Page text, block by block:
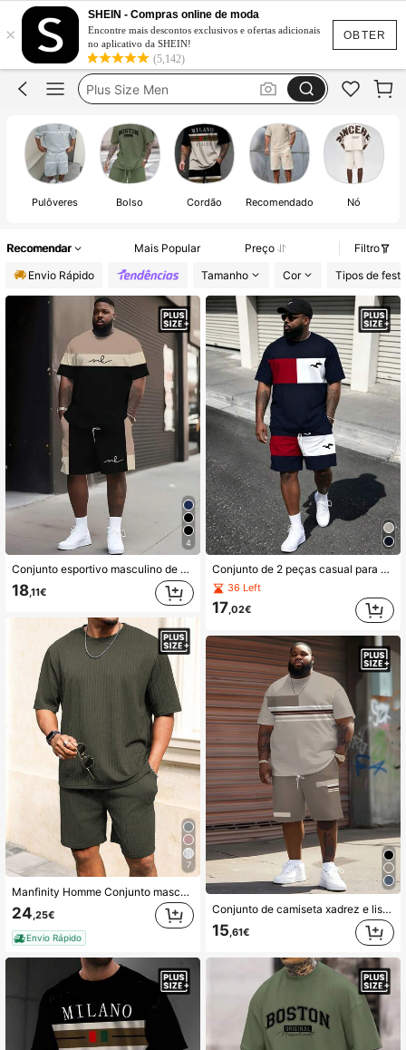
OBTER
×
SHEIN - Compras online de moda
Encontre mais descontos exclusivos e ofertas adicionais
no aplicativo da SHEIN!
(5,142)
Conjunto Masculino Plus Size
Plus Size Men
Conjuntos Homem Plus Size
Conjunto Masculino
Pulôveres Bolso Cordão Recomendado Nó
Recomendar Mais Popular Preço
Filtro
Envio Rápido
Tamanho Cor Tipos de
4
Conjunto esportivo masculino de malha de poliéster com estampa de letras e patchwork em cores contrastantes - gola redonda, shorts com cordão, bolsos, caimento regular, tamanho grande
18,11€
7
Manfinity Homme Conjunto masculino plus size casual de verão, com camiseta de manga curta e shorts canelados em cores sólidas, ideal para férias e uso diário.
24 ,25€
Envio Rápido
Conjunto de 2 peças casual para homem Plus Size em azul-marinho, vermelho e branco com bloco de cor e estampado de gaivota, t-shirt de manga curta com decote redondo e calções com cordão, corte largo e efeito emagrecedor
36 Left
17,02€
Conjunto de camiseta xadrez e listrada com estampa gráfica 3D plus size para homens, roupa esportiva casual, poliéster elástico respirável, ajuste solto, adequado para uso diário e reuniões
15 ,61€